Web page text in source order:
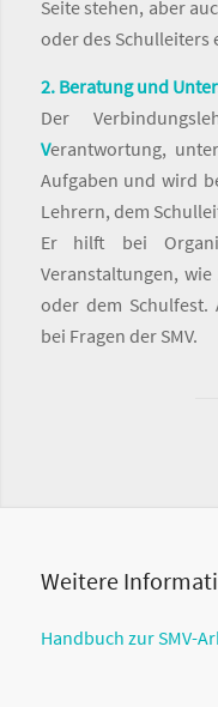
Seite stehen, aber
oder des Schulleiters
2. Beratung und
Der
Verantwortung,
Aufgaben und wird
Lehrern, dem
Er hilft bei
Veranstaltungen,
oder dem Schulfest.
bei Fragen der SMV.
Weitere
Handbuch zur SMV-